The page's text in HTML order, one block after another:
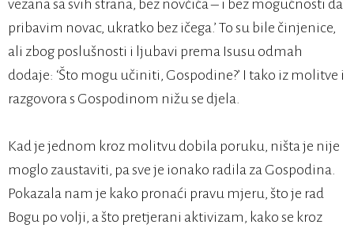
vezana sa svih strana, bez novčića – i bez mogućnosti da
pribavim novac, ukratko bez ičega.’ To su bile činjenice,
ali zbog poslušnosti i ljubavi prema Isusu odmah
dodaje: ‘Što mogu učiniti, Gospodine?’ I tako iz molitve i
razgovora s Gospodinom nižu se djela.
Kad je jednom kroz molitvu dobila poruku, ništa je nije
moglo zaustaviti, pa sve je ionako radila za Gospodina.
Pokazala nam je kako pronaći pravu mjeru, što je rad
Bogu po volji, a što pretjerani aktivizam, kako se kroz